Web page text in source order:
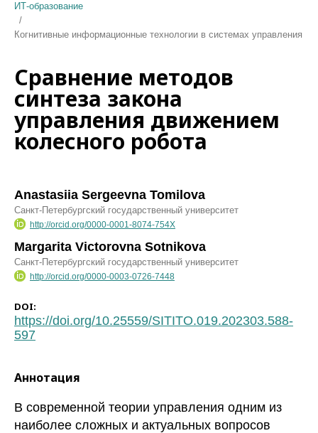
ИТ-образование
/
Когнитивные информационные технологии в системах управления
Сравнение методов
синтеза закона
управления движением
колесного робота
Anastasiia Sergeevna Tomilova
Санкт-Петербургский государственный университет
http://orcid.org/0000-0001-8074-754X
Margarita Victorovna Sotnikova
Санкт-Петербургский государственный университет
http://orcid.org/0000-0003-0726-7448
DOI:
https://doi.org/10.25559/SITITO.019.202303.588-
597
Аннотация
В современной теории управления одним из
наиболее сложных и актуальных вопросов